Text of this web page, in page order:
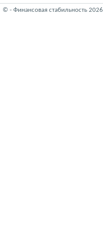
© - Финансовая стабильность 2026